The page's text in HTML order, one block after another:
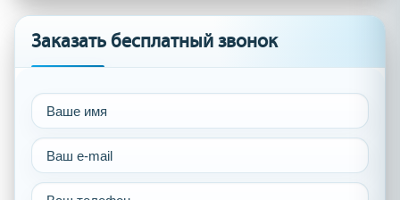
Заказать бесплатный звонок